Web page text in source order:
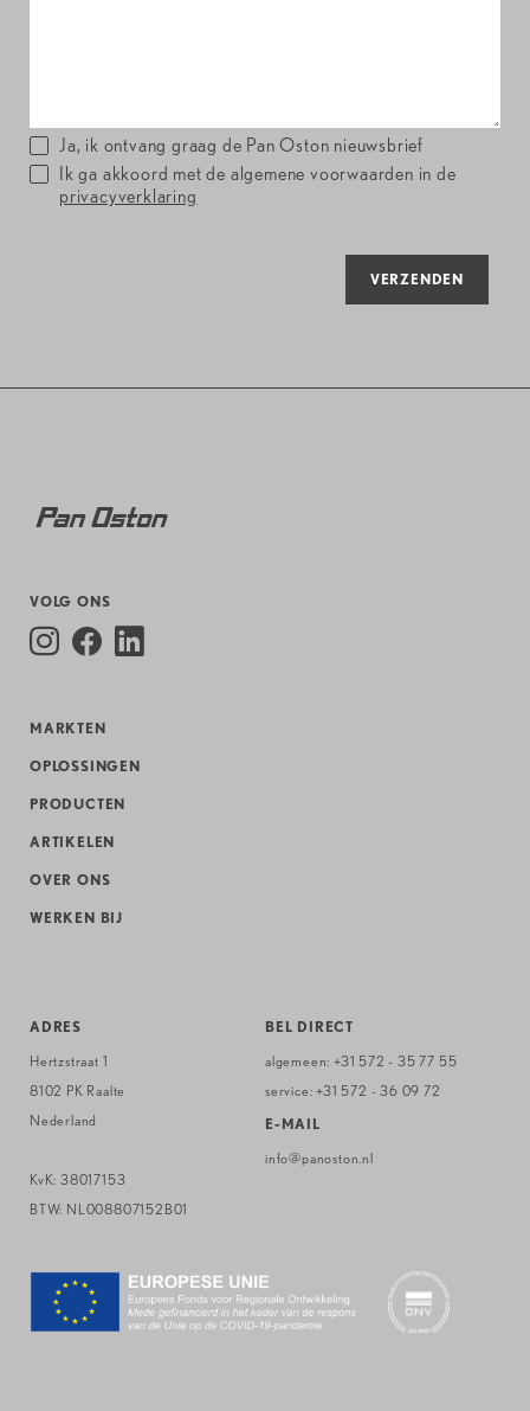
Ja, ik ontvang graag de Pan Oston nieuwsbrief
Ik ga akkoord met de algemene voorwaarden in de
privacyverklaring
VERZENDEN
VOLG ONS
MARKTEN
OPLOSSINGEN
PRODUCTEN
ARTIKELEN
OVER ONS
WERKEN BIJ
ADRES
Hertzstraat 1
8102 PK Raalte
Nederland
KvK: 38017153
BTW: NL008807152B01
BEL DIRECT
algemeen: +31 572 - 35 77 55
service:+31 572 - 36 09 72
E-MAIL
info@panoston.nl